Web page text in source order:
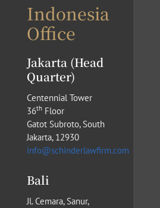
Indonesia
Office
Jakarta (Head
Quarter)
Centennial Tower
36th Floor
Gatot Subroto, South
Jakarta, 12930
info@schinderlawfirm.com
Bali
Jl. Cemara, Sanur,